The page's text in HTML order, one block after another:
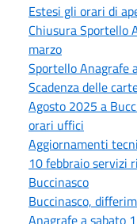
Estesi gli orari di
Chiusura Sportello
marzo
Sportello Anagrafe
Scadenza delle
Agosto 2025 a
orari uffici
Aggiornamenti
10 febbraio servizi
Buccinasco
Buccinasco,
Anagrafe a sabato